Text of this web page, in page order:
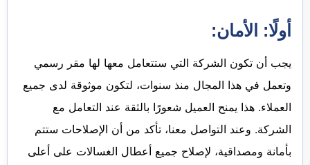
أولًا: الأمان:
يجب أن تكون الشركة التي ستتعامل معها لها مقر رسمي
وتعمل في هذا المجال منذ سنوات، لتكون موثوقة لدى جميع
العملاء. هذا يمنح العميل شعورًا بالثقة عند التعامل مع
الشركة. وعند التواصل معنا، تأكد من أن الإصلاحات ستتم
بأمانة ومصداقية، لإصلاح جميع أعطال الغسالات على أعلى